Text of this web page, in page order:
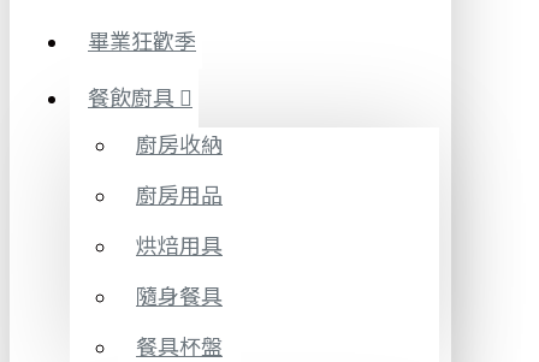
畢業狂歡季
餐飲廚具
廚房收納
廚房用品
烘焙用具
隨身餐具
餐具杯盤